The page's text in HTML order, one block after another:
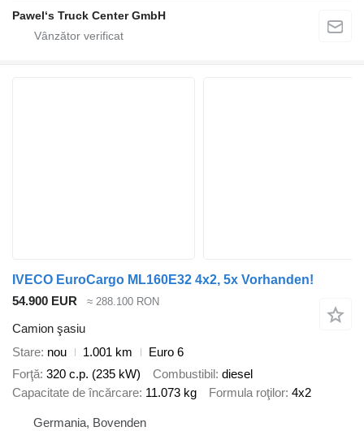
Pawel‘s Truck Center GmbH
IVECO EuroCargo ML160E32 4x2, 5x Vorhanden!
54.900 EUR
≈ 288.100 RON
Camion şasiu
Stare nou 1.001 km
Euro 6
Forţă 320 c.p. (235 kW) Combustibil diesel
Capacitate de încărcare 11.073 kg Formula roţilor 4x2
Germania, Bovenden